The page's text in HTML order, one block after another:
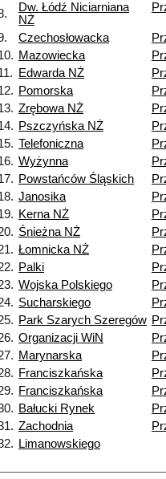
Dw. Łódź Niciarniana
NŻ
Czechosłowacka
Mazowiecka
Edwarda NŻ
Pomorska
Zrębowa NŻ
Pszczyńska NŻ
Telefoniczna
Wyżynna
Powstańców Śląskich
Janosika
Kerna NŻ
Śnieżna NŻ
Łomnicka NŻ
Palki
Wojska Polskiego
Sucharskiego
Park Szarych Szeregów
Organizacji WiN
Marynarska
Franciszkańska
Franciszkańska
Bałucki Rynek
Zachodnia
Limanowskiego